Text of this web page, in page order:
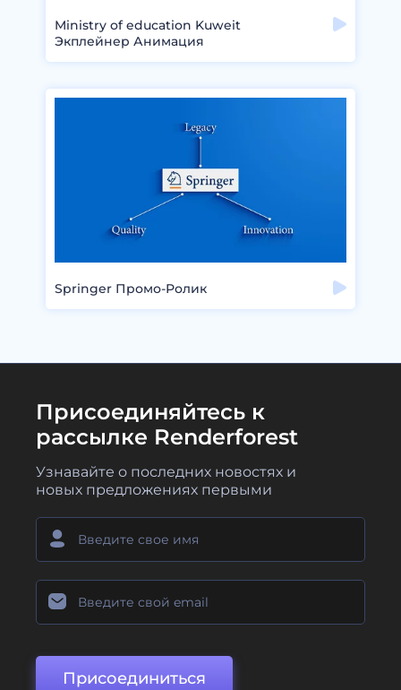
Ministry of education Kuweit
Экплейнер Анимация
Springer Промо-Ролик
Присоединяйтесь к
рассылке Renderforest
Узнавайте о последних новостях и
новых предложениях первыми
Присоединиться